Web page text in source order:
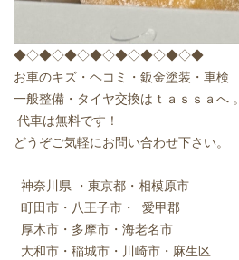
◆◇◆◇◆◇◆◇◆◇◆◇◆◇◆
お車のキズ・ヘコミ・鈑金塗装・車検
一般整備・タイヤ交換はｔａｓｓａへ 。
代車は無料です！
どうぞご気軽にお問い合わせ下さい。
神奈川県 ・東京都・相模原市
町田市・八王子市・ 愛甲郡
厚木市・多摩市・海老名市
大和市・稲城市・川崎市・麻生区